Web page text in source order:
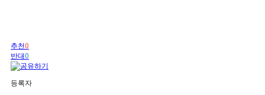
추천0
반대0
등록자